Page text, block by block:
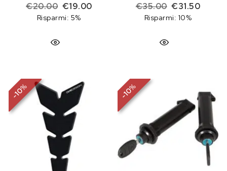
€20.00 Il prezzo originale era: €20.00.
€19.00Il prezzo attuale è: €19.00.
Risparmi: 5%
€35.00 Il prezzo
€31.50Il
Risparmi: 10%
-
10
%
-
10
%